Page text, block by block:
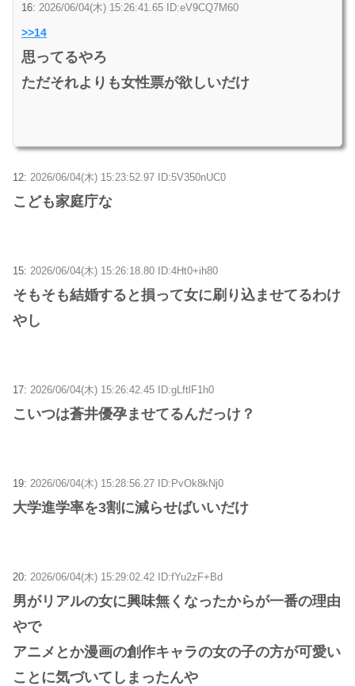
16: 2026/06/04(木) 15:26:41.65 ID:eV9CQ7M60
>>14
思ってるやろ
ただそれよりも女性票が欲しいだけ
12: 2026/06/04(木) 15:23:52.97 ID:5V350nUC0
こども家庭庁な
15: 2026/06/04(木) 15:26:18.80 ID:4Ht0+ih80
そもそも結婚すると損って女に刷り込ませてるわけ
やし
17: 2026/06/04(木) 15:26:42.45 ID:gLftlF1h0
こいつは蒼井優孕ませてるんだっけ？
19: 2026/06/04(木) 15:28:56.27 ID:PvOk8kNj0
大学進学率を3割に減らせばいいだけ
20: 2026/06/04(木) 15:29:02.42 ID:fYu2zF+Bd
男がリアルの女に興味無くなったからが一番の理由
やで
アニメとか漫画の創作キャラの女の子の方が可愛い
ことに気づいてしまったんや